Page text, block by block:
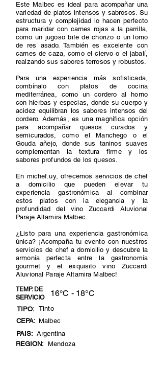
Este Malbec es ideal para acompañar una
variedad de platos intensos y sabrosos. Su
estructura y complejidad lo hacen perfecto
para maridar con carnes rojas a la parrilla,
como un jugoso bife de chorizo o un lomo
de res asado. También es excelente con
carnes de caza, como el ciervo o el jabalí,
realzando sus sabores terrosos y robustos.
Para una experiencia más sofisticada,
combínalo con platos de cocina
mediterránea, como un cordero al horno
con hierbas y especias, donde su cuerpo y
acidez equilibran los sabores intensos del
cordero. Además, es una magnífica opción
para acompañar quesos curados y
semicurados, como el Manchego o el
Gouda añejo, donde sus taninos suaves
complementan la textura firme y los
sabores profundos de los quesos.
En michef.uy, ofrecemos servicios de chef
a domicilio que pueden elevar tu
experiencia gastronómica al combinar
estos platos con la elegancia y la
profundidad del vino Zuccardi Aluvional
Paraje Altamira Malbec.
¿Listo para una experiencia gastronómica
única? ¡Acompaña tu evento con nuestros
servicios de chef a domicilio y descubre la
armonía perfecta entre la gastronomía
gourmet y el exquisito vino Zuccardi
Aluvional Paraje Altamira Malbec!
TEMP. DE
SERVICIO
16°C - 18°C
TIPO: Tinto
CEPA: Malbec
PAIS: Argentina
REGION:
Mendoza